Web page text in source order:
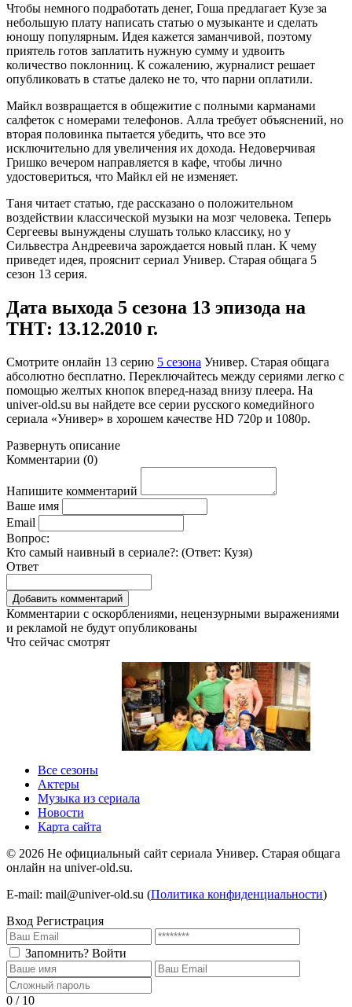
Чтобы немного подработать денег, Гоша предлагает Кузе за
небольшую плату написать статью о музыканте и сделать
юношу популярным. Идея кажется заманчивой, поэтому
приятель готов заплатить нужную сумму и удвоить
количество поклонниц. К сожалению, журналист решает
опубликовать в статье далеко не то, что парни оплатили.
Майкл возвращается в общежитие с полными карманами
салфеток с номерами телефонов. Алла требует объяснений, но
вторая половинка пытается убедить, что все это
исключительно для увеличения их дохода. Недоверчивая
Гришко вечером направляется в кафе, чтобы лично
удостовериться, что Майкл ей не изменяет.
Таня читает статью, где рассказано о положительном
воздействии классической музыки на мозг человека. Теперь
Сергеевы вынуждены слушать только классику, но у
Сильвестра Андреевича зарождается новый план. К чему
приведет идея, прояснит сериал Универ. Старая общага 5
сезон 13 серия.
Дата выхода 5 сезона 13 эпизода на
ТНТ: 13.12.2010 г.
Смотрите онлайн 13 серию 5 сезона Универ. Старая общага
абсолютно бесплатно. Переключайтесь между сериями легко с
помощью желтых кнопок вперед-назад внизу плеера. На
univer-old.su вы найдете все серии русского комедийного
сериала «Универ» в хорошем качестве HD 720p и 1080p.
Развернуть описание
Комментарии (0)
Напишите комментарий
Ваше имя
Email
Вопрос:
Кто самый наивный в сериале?: (Ответ: Кузя)
Ответ
Комментарии с оскорблениями, нецензурными выражениями
и рекламой не будут опубликованы
Что сейчас смотрят
Все сезоны
Актеры
Музыка из сериала
Новости
Карта сайта
© 2026 Не официальный сайт сериала Универ. Старая общага
онлайн на univer-old.su.
E-mail: mail@univer-old.su (Политика конфиденциальности)
Вход Регистрация
Запомнить? Войти
0 / 10